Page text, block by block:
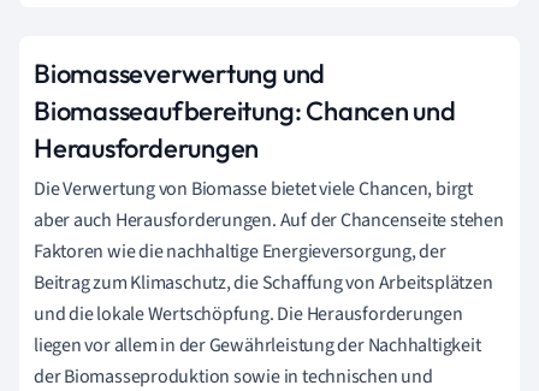
Biomasseverwertung und
Biomasseaufbereitung: Chancen und
Herausforderungen
Die Verwertung von Biomasse bietet viele Chancen, birgt
aber auch Herausforderungen. Auf der Chancenseite stehen
Faktoren wie die nachhaltige Energieversorgung, der
Beitrag zum Klimaschutz, die Schaffung von Arbeitsplätzen
und die lokale Wertschöpfung. Die Herausforderungen
liegen vor allem in der Gewährleistung der Nachhaltigkeit
der Biomasseproduktion sowie in technischen und